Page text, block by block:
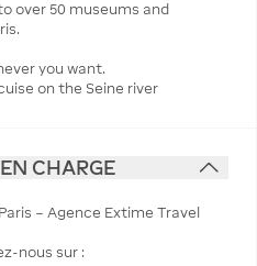
over 50 museums and
you want.
on the Seine river
CHARGE
– Agence Extime Travel
nous sur :